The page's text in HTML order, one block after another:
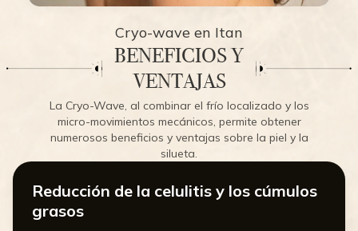
Cryo-wave en Itan
BENEFICIOS Y
VENTAJAS
La Cryo-Wave, al combinar el frío localizado y los
micro-movimientos mecánicos, permite obtener
numerosos beneficios y ventajas sobre la piel y la
silueta.
Reducción de la celulitis y los cúmulos
grasos